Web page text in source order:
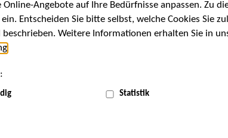
Künstler*innen Über uns Aktuelles
Angebote auf Ihre Bedürfnisse anpassen. Zu
Entscheiden Sie bitte selbst, welche Cookies Sie
Weitere Informationen erhalten Sie in
Statistik